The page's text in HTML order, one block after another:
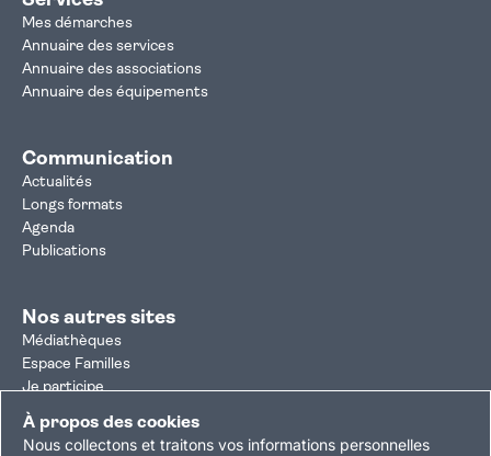
À propos des cookies
Nous collectons et traitons vos informations personnelles
Mes démarches
Annuaire des services
Annuaire des associations
Annuaire des équipements
Communication
Actualités
Longs formats
Agenda
Publications
Nos autres sites
Médiathèques
Espace Familles
Je participe
Autorisation d'urbanisme
Résultats électoraux